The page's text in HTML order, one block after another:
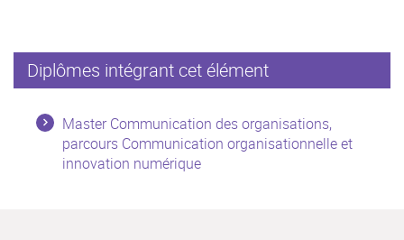
Diplômes intégrant cet élément
Master Communication des organisations,
parcours Communication organisationnelle et
innovation numérique